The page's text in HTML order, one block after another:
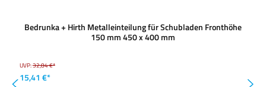
Bedrunka + Hirth Metalleinteilung für Schubladen Fronthöhe
150 mm 450 x 400 mm
UVP:32,84 €*
15,41 €*